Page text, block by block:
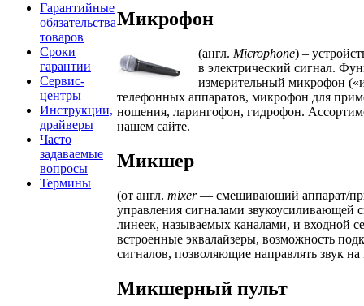
Гарантийные
обязательства
товаров
Сроки
гарантии
Сервис-
центры
Инструкции,
драйверы
Часто
задаваемые
вопросы
Термины
Микрофон
(англ. Microphone) –
в электрический сигнал.
измерительный микрофон
телефонных аппаратов, микрофон для
ношения, ларингофон, гидрофон.
нашем сайте.
Микшер
(от англ. mixer— смешивающий аппарат/
управления сигналами звукоусиливающей
линеек, называемых каналами, и входной
встроенные эквалайзеры, возможность
сигналов, позволяющие направлять звук
Микшерный пульт